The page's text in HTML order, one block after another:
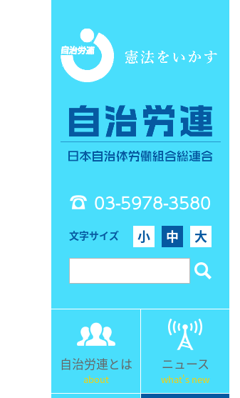
03-5978-3580
文字サイズ 小 中 大
自治労連とは
about
ニュース
what's new